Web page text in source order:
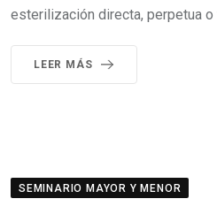
esterilización directa, perpetua o
LEER MÁS
SEMINARIO MAYOR Y MENOR